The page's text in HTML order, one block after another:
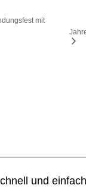
mit
und